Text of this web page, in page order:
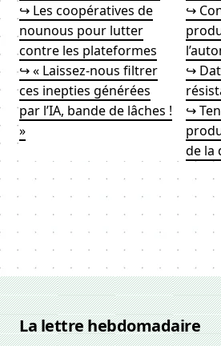
↪ Les coopératives de
nounous pour lutter
contre les plateformes
↪ « Laissez-nous filtrer
ces inepties générées
par l’IA, bande de lâches !
»
↪
↪
↪
de la
La lettre hebdomadaire